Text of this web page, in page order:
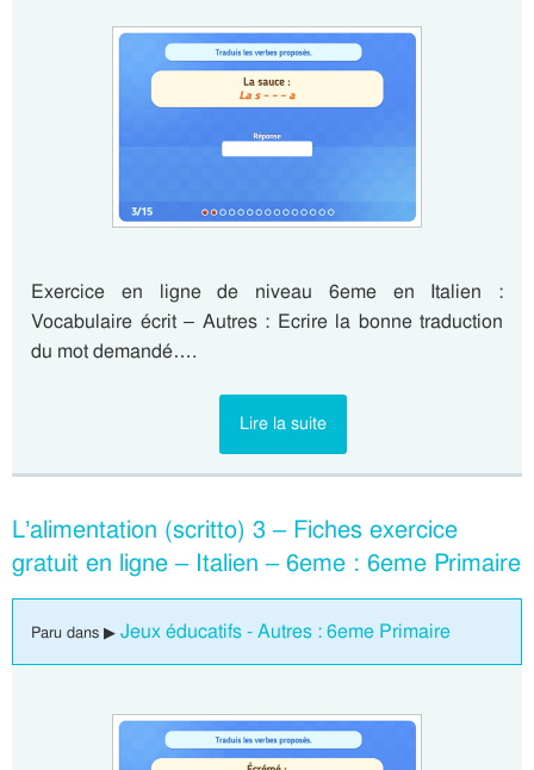
Exercice en ligne de niveau 6eme en Italien :
Vocabulaire écrit – Autres : Ecrire la bonne traduction
du mot demandé….
Lire la suite
L’alimentation (scritto) 3 – Fiches exercice
gratuit en ligne – Italien – 6eme : 6eme Primaire
Paru dans ▶ Jeux éducatifs - Autres : 6eme Primaire